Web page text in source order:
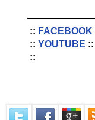
:: FACEBOOK
:: YOUTUBE ::
::